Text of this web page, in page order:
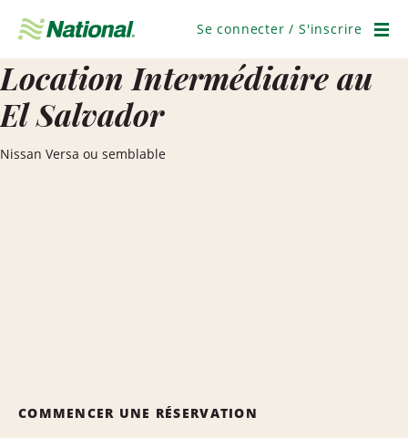
navigation
Se connecter / S'inscrire
Location Intermédiaire au
El Salvador
Nissan Versa ou semblable
COMMENCER UNE RÉSERVATION